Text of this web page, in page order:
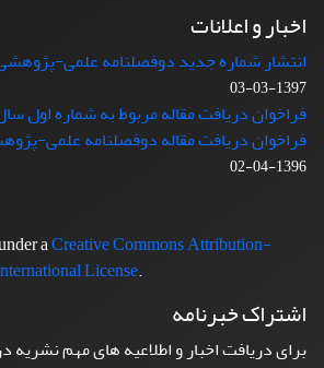
اخبار و اعلانات
انتشار شماره جدید دوفصلنامه علمی-
1397-03-03
فراخوان دریافت مقاله مربوط به شماره اول سال
فراخوان دریافت مقاله دوفصلنامه علمی-
1396-04-02
aCreative Commons Attribution-
License.
اشتراک خبرنامه
برای دریافت اخبار و اطلاعیه های مهم نشریه